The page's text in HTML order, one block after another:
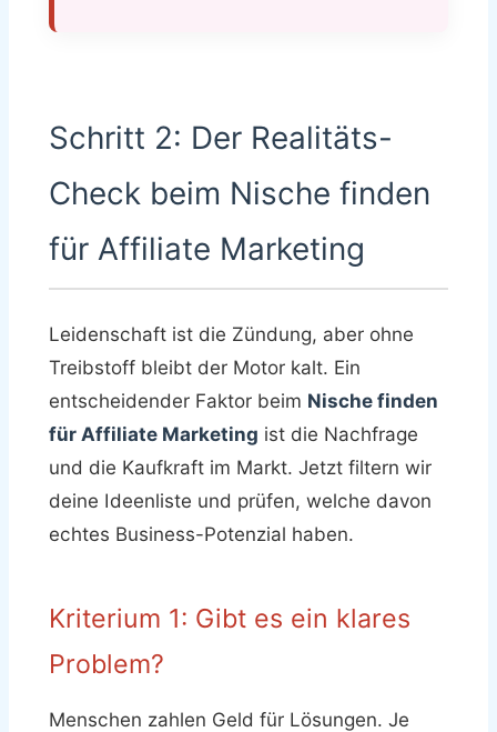
Schritt 2: Der Realitäts-
Check beim Nische finden
für Affiliate Marketing
Leidenschaft ist die Zündung, aber ohne
Treibstoff bleibt der Motor kalt. Ein
entscheidender Faktor beim Nische finden
für Affiliate Marketing ist die Nachfrage
und die Kaufkraft im Markt. Jetzt filtern wir
deine Ideenliste und prüfen, welche davon
echtes Business-Potenzial haben.
Kriterium 1: Gibt es ein klares
Problem?
Menschen zahlen Geld für Lösungen. Je